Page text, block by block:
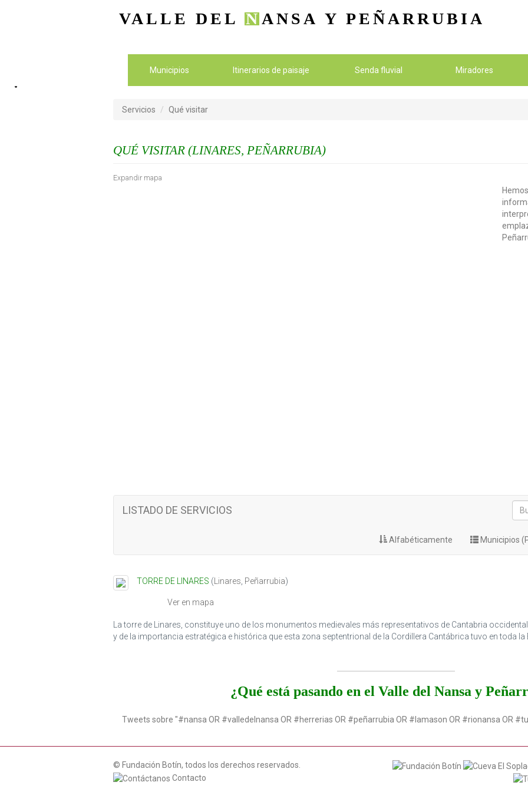
VALLE DEL NANSA Y PEÑARRUBIA
Municipios Itinerarios de paisaje Senda fluvial Miradores
Servicios Qué visitar
QUÉ VISITAR (LINARES, PEÑARRUBIA)
Expandir mapa
LISTADO DE SERVICIOS
Alfabéticamente Municipios
TORRE DE LINARES (Linares, Peñarrubia)
Ver en mapa
La torre de Linares, constituye uno de los monumentos medievales más representativos de Cantabria
y de la importancia estratégica e histórica que esta zona septentrional de la Cordillera Cantábrica tuvo en toda la
¿Qué está pasando en el Valle del Nansa y
Tweets sobre "#nansa OR #valledelnansa OR #herrerias OR #peñarrubia OR #lamason OR #rionansa OR
© Fundación Botín, todos los derechos reservados.
Contacto